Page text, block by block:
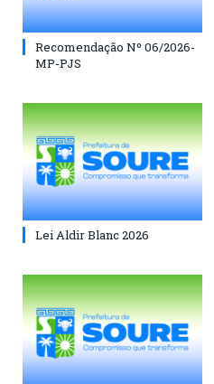
Recomendação Nº 06/2026-
MP-PJS
Lei Aldir Blanc 2026